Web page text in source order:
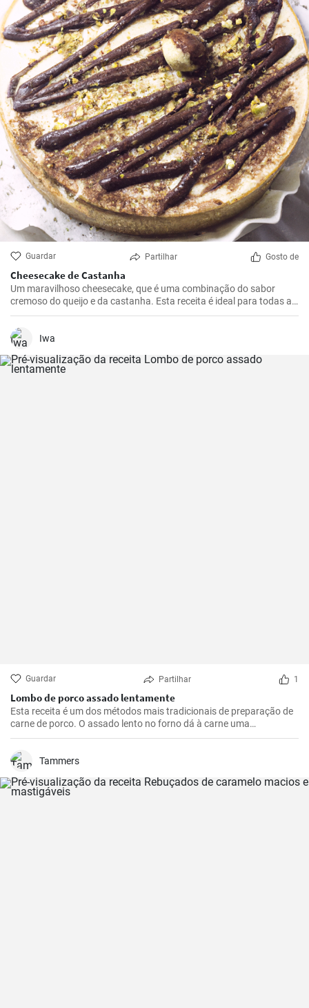
Guardar Partilhar Gosto de
Cheesecake de Castanha
Um maravilhoso cheesecake, que é uma combinação do sabor
cremoso do queijo e da castanha. Esta receita é ideal para todas as
festividades e celebrações.
Iwa
Guardar Partilhar 1
Lombo de porco assado lentamente
Esta receita é um dos métodos mais tradicionais de preparação de
carne de porco. O assado lento no forno dá à carne uma
oportunidade de se tornar suave e suculenta, enriquecendo-a com
consumida com molho, purê de batatas ou legumes grelhados. Se
outras especiarias ao tempero da carne de acordo com o seu
gosto.
Tammers